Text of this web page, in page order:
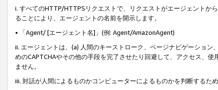
i. すべてのHTTP/HTTPSリクエストで、リクエストがエージェントか
ることにより、エージェントの名前を開示します。
• 「Agent/ [エージェント名]」(例: Agent/AmazonAgent)
ii. エージェントは、(a) 人間のキーストローク、ページナビゲーショ
めのCAPTCHAやその他の手段を完了させたり回避して、アクセス、
ません。
iii. 対話が人間によるものかコンピューターによるものかを判断するた